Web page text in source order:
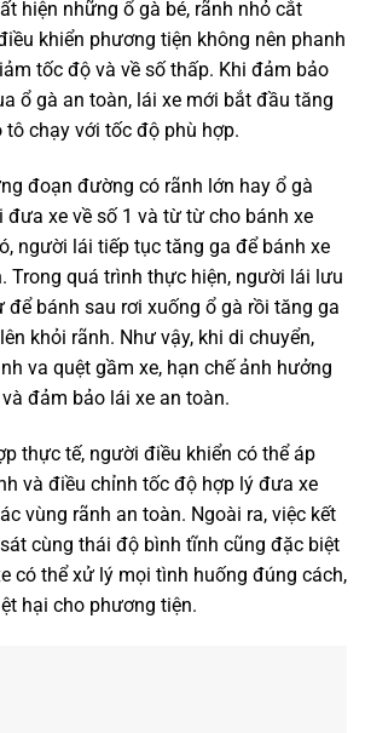
hiện những ổ gà bé, rãnh nhỏ cắt
khiển phương tiện không nên phanh
tốc độ và về số thấp. Khi đảm bảo
ổ gà an toàn, lái xe mới bắt đầu tăng
tô chạy với tốc độ phù hợp.
đoạn đường có rãnh lớn hay ổ gà
đưa xe về số 1 và từ từ cho bánh xe
người lái tiếp tục tăng ga để bánh xe
Trong quá trình thực hiện, người lái lưu
bánh sau rơi xuống ổ gà rồi tăng ga
khỏi rãnh. Như vậy, khi di chuyển,
va quệt gầm xe, hạn chế ảnh hưởng
đảm bảo lái xe an toàn.
thực tế, người điều khiển có thể áp
và điều chỉnh tốc độ hợp lý đưa xe
vùng rãnh an toàn. Ngoài ra, việc kết
cùng thái độ bình tĩnh cũng đặc biệt
có thể xử lý mọi tình huống đúng cách,
hại cho phương tiện.